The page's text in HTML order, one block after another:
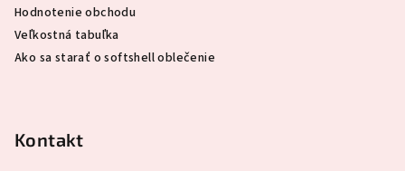
Hodnotenie obchodu
Veľkostná tabuľka
Ako sa starať o softshell oblečenie
Kontakt